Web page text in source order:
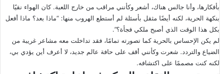
بأفكارها، وأنا جالس هناك، أشعر وكأنني مراقب من خارج اللعبة. كان الهواء نقيًا
بنكهة الحرية، لكنه أيضًا مثقل بأسئلة لم أستطع الهروب منها: “ماذا بعد؟ ماذا أفعل
بكل هذا الوقت الذي أصبح ملكي فجأة؟”.
لم يكن الإحساس بالحرية كما تصورته تمامًا، فقد تداخلت معه مشاعر غريبة من
الضياع والتردد. شعرت وكأنني أقف على حافة عالم جديد، لا أعرف أين يؤدي بي،
لكنه كنت مصممًا على اكتشافه.